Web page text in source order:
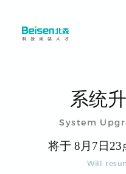
系统
System
将于 8月 7 日23
Will